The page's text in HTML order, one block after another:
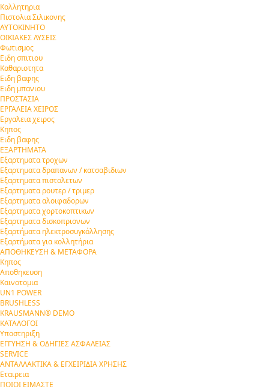
Κολλητηρια
Πιστολια Σιλικονης
ΑΥΤΟΚΙΝΗΤΟ
ΟΙΚΙΑΚΕΣ ΛΥΣΕΙΣ
Φωτισμος
Ειδη σπιτιου
Καθαριοτητα
Ειδη βαφης
Ειδη μπανιου
ΠΡΟΣΤΑΣΙΑ
ΕΡΓΑΛΕΙΑ ΧΕΙΡΟΣ
Εργαλεια χειρος
Κηπος
Ειδη βαφης
ΕΞΑΡΤΗΜΑΤΑ
Εξαρτηματα τροχων
Εξαρτηματα δραπανων / κατσαβιδιων
Εξαρτηματα πιστολετων
Εξαρτηματα ρουτερ / τριμερ
Εξαρτηματα αλοιφαδορων
Εξαρτηματα χορτοκοπτικων
Εξαρτηματα δισκοπριονων
Εξαρτήματα ηλεκτροσυγκόλλησης
Εξαρτήματα για κολλητήρια
ΑΠΟΘΗΚΕΥΣΗ & ΜΕΤΑΦΟΡΑ
Κηπος
Αποθηκευση
Καινοτομια
UN1 POWER
BRUSHLESS
KRAUSMANN® DEMO
ΚΑΤΑΛΟΓΟΙ
Υποστηριξη
ΕΓΓΥΗΣΗ & ΟΔΗΓΙΕΣ ΑΣΦΑΛΕΙΑΣ
SERVICE
ΑΝΤΑΛΛΑΚΤΙΚΑ & ΕΓΧΕΙΡΙΔΙΑ ΧΡΗΣΗΣ
Εταιρεια
ΠΟΙΟΙ ΕΙΜΑΣΤΕ